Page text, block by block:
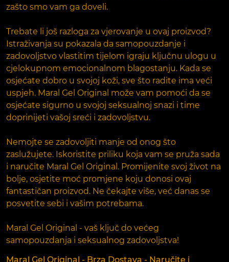
zašto smo vam ga doveli.
Trebate li još razloga za vjerovanje u ovaj proizvod?
Istraživanja su pokazala da samopouzdanje i
zadovoljstvo vlastitim tijelom igraju ključnu ulogu u
cjelokupnom emocionalnom blagostanju. Kada se
osjećate dobro u svojoj koži, sve što radite ima veći
uspjeh. Maral Gel Original može vam pomoći da se
osjećate sigurno u svojoj seksualnoj snazi i time
doprinijeti vašoj sreći i zadovoljstvu.
Nemojte se zadovoljiti manje od onog što
zaslužujete. Iskoristite priliku koja vam se pruža sada
i naručite Maral Gel Original. Promijenite svoj život na
bolje, osjetite moć promjene koju donosi ovaj
fantastičan proizvod. Ne čekajte više, već danas se
posvetite sebi i vašim potrebama.
Maral Gel Original - vaš ključ do većeg
samopouzdanja i seksualnog zadovoljstva!
Maral Gel Original - Brza Dostava - Naručite i